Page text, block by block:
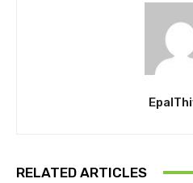
RELATED ARTICLES